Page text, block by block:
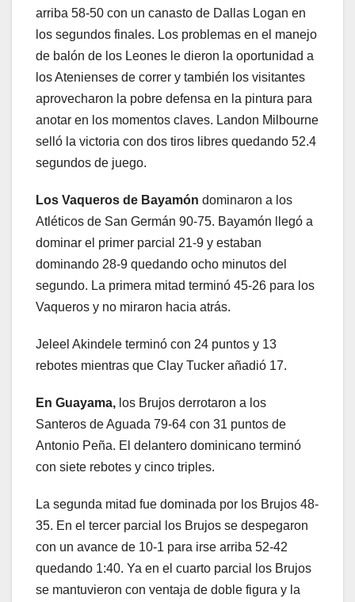
arriba 58-50 con un canasto de Dallas Logan en
los segundos finales. Los problemas en el manejo
de balón de los Leones le dieron la oportunidad a
los Atenienses de correr y también los visitantes
aprovecharon la pobre defensa en la pintura para
anotar en los momentos claves. Landon Milbourne
selló la victoria con dos tiros libres quedando 52.4
segundos de juego.
Los Vaqueros de Bayamón dominaron a los
Atléticos de San Germán 90-75. Bayamón llegó a
dominar el primer parcial 21-9 y estaban
dominando 28-9 quedando ocho minutos del
segundo. La primera mitad terminó 45-26 para los
Vaqueros y no miraron hacia atrás.
Jeleel Akindele terminó con 24 puntos y 13
rebotes mientras que Clay Tucker añadió 17.
En Guayama, los Brujos derrotaron a los
Santeros de Aguada 79-64 con 31 puntos de
Antonio Peña. El delantero dominicano terminó
con siete rebotes y cinco triples.
La segunda mitad fue dominada por los Brujos 48-
35. En el tercer parcial los Brujos se despegaron
con un avance de 10-1 para irse arriba 52-42
quedando 1:40. Ya en el cuarto parcial los Brujos
se mantuvieron con ventaja de doble figura y la